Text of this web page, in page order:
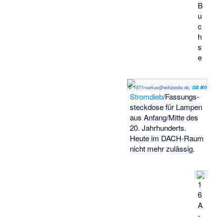
B
u
c
h
s
e
©1971markus@wikipedia.de, CC BY-SA 4.0
Stromdieb/Fassungs­
steck­dose für Lampen
aus Anfang/Mitte des
20. Jahrhunderts.
Heute im DACH-Raum
nicht mehr zulässig.
1
6
A
-